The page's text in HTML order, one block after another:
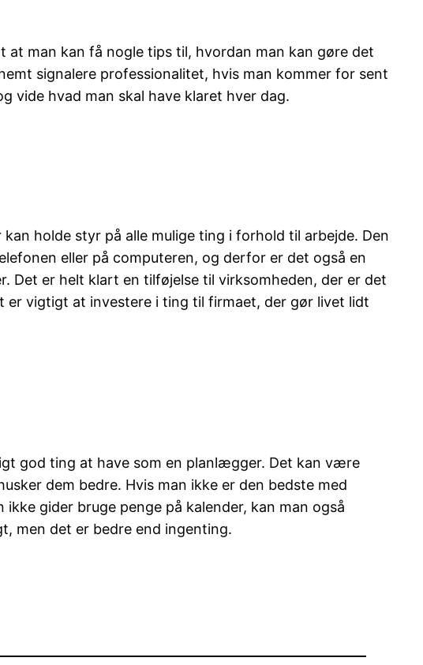
man kan få nogle tips til, hvordan man kan gøre det
signalere professionalitet, hvis man kommer for sent
vide hvad man skal have klaret hver dag.
holde styr på alle mulige ting i forhold til arbejde. Den
eller på computeren, og derfor er det også en
Det er helt klart en tilføjelse til virksomheden, der er det
er vigtigt at investere i ting til firmaet, der gør livet lidt
god ting at have som en planlægger. Det kan være
dem bedre. Hvis man ikke er den bedste med
gider bruge penge på kalender, kan man også
men det er bedre end ingenting.